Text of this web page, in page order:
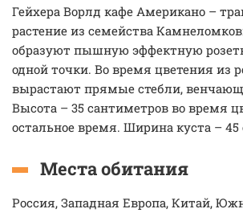
Гейхера Ворлд кафе Американо –
растение из семейства
образуют пышную эффектную
одной точки. Во время цветения из
вырастают прямые стебли,
Высота – 35 сантиметров во время
остальное время. Ширина куста – 45
Места обитания
Россия, Западная Европа, Китай,